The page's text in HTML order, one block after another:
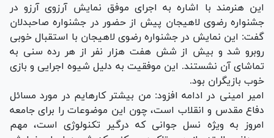
این هنرمند با اشاره به اجرای موفق نمایش آرزوی آرزو در
جشنواره رضوی لاهیجان پیش از حضور در جشنواره صاحبدلان
گفت: این نمایش در جشنواره رضوی لاهیجان با استقبال خوبی
روبرو شد و بیش از شش هفت هزار نفر از هر رده سنی به
تماشای آن نشستند. این موفقیت به دلیل شیوه اجرایی و بازی
خوب بازیگران بود.
امیر امینی در ادامه افزود: من بیشتر کارهایم در مورد مسائل
دفاع مقدس و انقلاب است، چون این موضوعات را برای جامعه
امروز به ویژه نسل جوانی که درگیر تکنولوژی است، مهم